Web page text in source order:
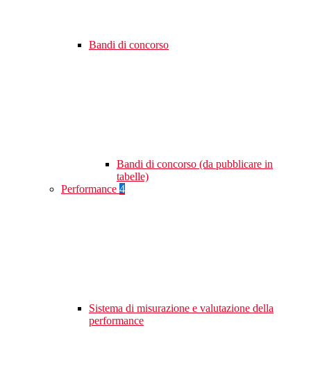
Bandi di concorso
Bandi di concorso (da pubblicare in
tabelle)
Performance 4
Sistema di misurazione e valutazione della
performance